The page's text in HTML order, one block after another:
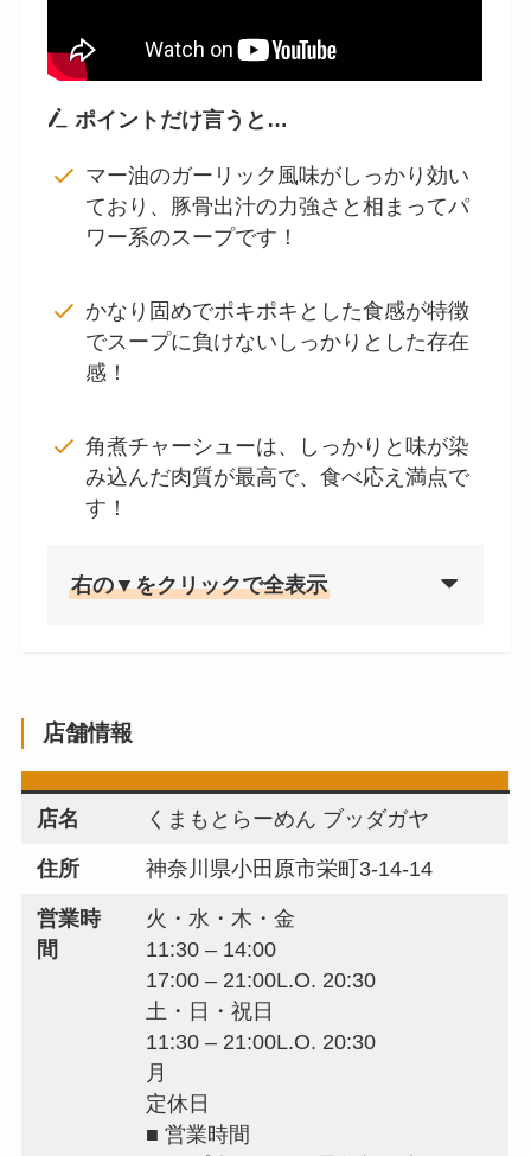
ポイントだけ言うと…
マー油のガーリック風味がしっかり効い
ており、豚骨出汁の力強さと相まってパ
ワー系のスープです！
かなり固めでポキポキとした食感が特徴
でスープに負けないしっかりとした存在
感！
角煮チャーシューは、しっかりと味が染
み込んだ肉質が最高で、食べ応え満点で
す！
右の▼をクリックで全表示
店舗情報
店名 くまもとらーめん ブッダガヤ
住所 神奈川県小田原市栄町3-14-14
営業時
間
火・水・木・金
11:30 – 14:00
17:00 – 21:00L.O. 20:30
土・日・祝日
11:30 – 21:00L.O. 20:30
月
定休日
■ 営業時間